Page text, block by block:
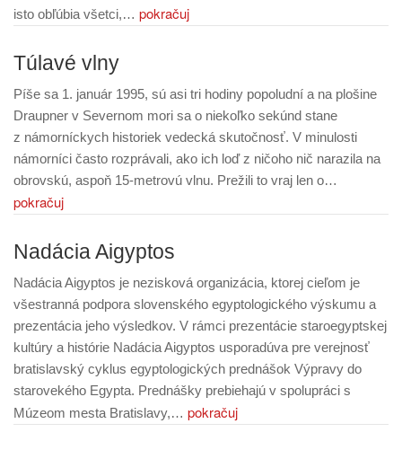
isto obľúbia všetci,… pokračuj
Túlavé vlny
Píše sa 1. január 1995, sú asi tri hodiny popoludní a na plošine
Draupner v Severnom mori sa o niekoľko sekúnd stane
z námorníckych historiek vedecká skutočnosť. V minulosti
námorníci často rozprávali, ako ich loď z ničoho nič narazila na
obrovskú, aspoň 15-metrovú vlnu. Prežili to vraj len o…
pokračuj
Nadácia Aigyptos
Nadácia Aigyptos je nezisková organizácia, ktorej cieľom je
všestranná podpora slovenského egyptologického výskumu a
prezentácia jeho výsledkov. V rámci prezentácie staroegyptskej
kultúry a histórie Nadácia Aigyptos usporadúva pre verejnosť
bratislavský cyklus egyptologických prednášok Výpravy do
starovekého Egypta. Prednášky prebiehajú v spolupráci s
Múzeom mesta Bratislavy,… pokračuj